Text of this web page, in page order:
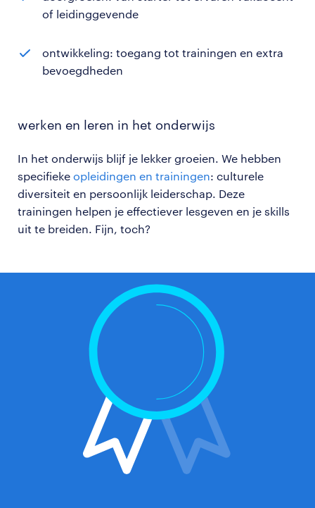
of leidinggevende
ontwikkeling: toegang tot trainingen en extra
bevoegdheden
werken en leren in het onderwijs
In het onderwijs blijf je lekker groeien. We hebben
specifieke opleidingen en trainingen: culturele
diversiteit en persoonlijk leiderschap. Deze
trainingen helpen je effectiever lesgeven en je skills
uit te breiden. Fijn, toch?